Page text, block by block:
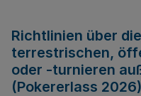
Richtlinien über
terrestrischen,
oder -turnieren
(Pokererlass 2026)